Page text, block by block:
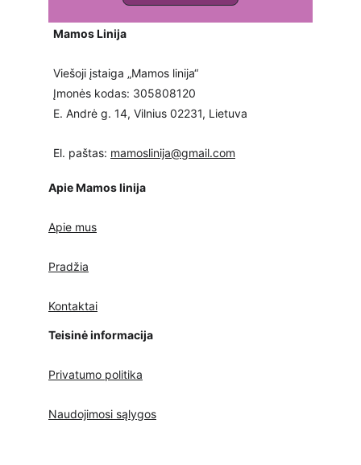
Mamos Linija
Viešoji įstaiga „Mamos linija“
Įmonės kodas: 305808120
E. Andrė g. 14, Vilnius 02231, Lietuva
El. paštas: mamoslinija@gmail.com
Apie Mamos linija
Apie mus
Pradžia
Kontaktai
Teisinė informacija
Privatumo politika
Naudojimosi sąlygos